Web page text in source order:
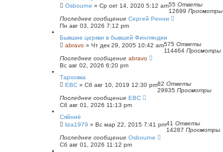
Osbourne » Ср окт 14, 2020 5:12 am55 Ответы
12699 Просмотры
Последнее сообщение Сергей Ренни
Пн авг 03, 2026 7:12 pm
Бывшие церкви в бывшей Финляндии
abravo » Чт дек 29, 2005 10:42 am575 Ответы
114464 Просмотры
Последнее сообщение abravo
Вс авг 02, 2026 6:20 pm
Тарховка
ЕВС » Сб авг 10, 2019 12:30 pm82 Ответы
29935 Просмотры
Последнее сообщение ЕВС
Сб авг 01, 2026 11:13 pm
Сяйниё
liza1979 » Вс мар 22, 2015 7:41 pm41 Ответы
14287 Просмотры
Последнее сообщение Osbourne
Сб авг 01, 2026 11:12 pm